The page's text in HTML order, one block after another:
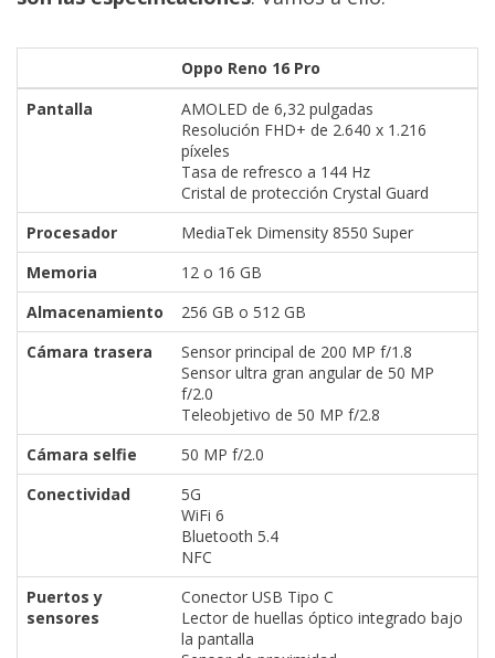
Oppo Reno 16 Pro
Pantalla
AMOLED de 6,32 pulgadas
Resolución FHD+ de 2.640 x 1.216
píxeles
Tasa de refresco a 144 Hz
Cristal de protección Crystal Guard
Procesador
MediaTek Dimensity 8550 Super
Memoria
12 o 16 GB
Almacenamiento
256 GB o 512 GB
Cámara trasera
Sensor principal de 200 MP f/1.8
Sensor ultra gran angular de 50 MP
f/2.0
Teleobjetivo de 50 MP f/2.8
Cámara selfie
50 MP f/2.0
Conectividad
5G
WiFi 6
Bluetooth 5.4
NFC
Puertos y
sensores
Conector USB Tipo C
Lector de huellas óptico integrado bajo
la pantalla